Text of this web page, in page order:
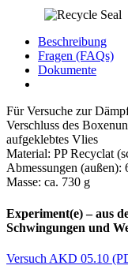
Beschreibung
Fragen (FAQs)
Dokumente
Für Versuche zur
Verschluss des
aufgeklebtes Vlies
Material: PP Recyclat
Abmessungen (außen):
Masse: ca. 730 g
Experiment(e) – aus
Schwingungen und
Versuch AKD 05.10